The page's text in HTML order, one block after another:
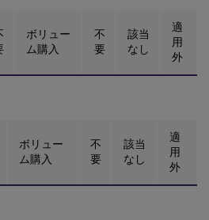
ボリュー
ム購入
不
要
該当
なし
適
用
外
ボリュー
ム購入
不
要
該当
なし
適
用
外